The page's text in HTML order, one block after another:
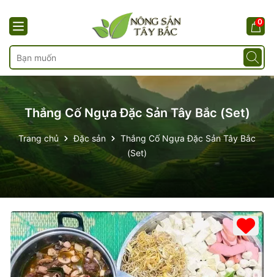
0
Thắng Cố Ngựa Đặc Sản Tây Bắc (Set)
Trang chủ Đặc sản
Thắng Cố Ngựa Đặc Sản Tây Bắc
(Set)